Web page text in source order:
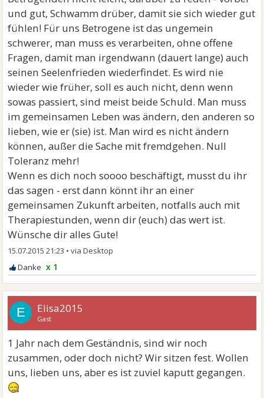
und gut, Schwamm drüber, damit sie sich wieder gut
fühlen! Für uns Betrogene ist das ungemein
schwerer, man muss es verarbeiten, ohne offene
Fragen, damit man irgendwann (dauert lange) auch
seinen Seelenfrieden wiederfindet. Es wird nie
wieder wie früher, soll es auch nicht, denn wenn
sowas passiert, sind meist beide Schuld. Man muss
im gemeinsamen Leben was ändern, den anderen so
lieben, wie er (sie) ist. Man wird es nicht ändern
können, außer die Sache mit fremdgehen. Null
Toleranz mehr!
Wenn es dich noch soooo beschäftigt, musst du ihr
das sagen - erst dann könnt ihr an einer
gemeinsamen Zukunft arbeiten, notfalls auch mit
Therapiestunden, wenn dir (euch) das wert ist.
Wünsche dir alles Gute!
15.07.2015 21:23 •
x 1
E Elisa2015
Gast
1 Jahr nach dem Geständnis, sind wir noch
zusammen, oder doch nicht? Wir sitzen fest. Wollen
uns, lieben uns, aber es ist zuviel kaputt gegangen.